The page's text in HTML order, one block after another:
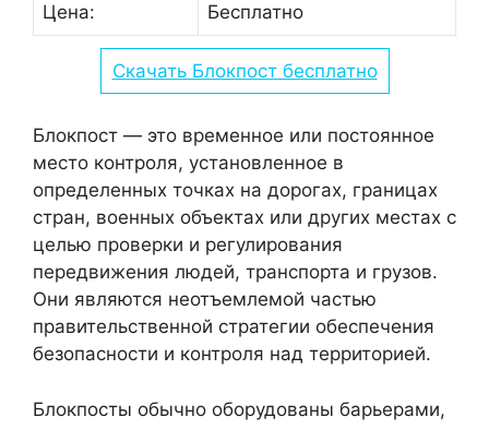
Цена: Бесплатно
Скачать Блокпост бесплатно
Блокпост — это временное или постоянное
место контроля, установленное в
определенных точках на дорогах, границах
стран, военных объектах или других местах с
целью проверки и регулирования
передвижения людей, транспорта и грузов.
Они являются неотъемлемой частью
правительственной стратегии обеспечения
безопасности и контроля над территорией.
Блокпосты обычно оборудованы барьерами,